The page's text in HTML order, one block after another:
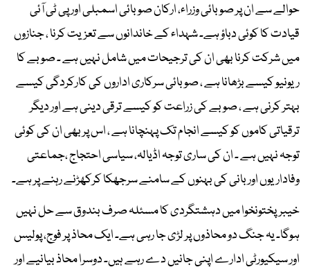
حوالے سے ان پر صوبائی وزراء، ارکان صوبائی اسمبلی اور پی ٹی آئی
قیادت کا کوئی دباؤ ہے۔ شہداء کے خاندانوں سے تعزیت کرنا ، جنازوں
میں شرکت کرنا بھی ان کی ترجیحات میں شامل نہیں ہے ۔ صوبے کا
ریونیو کیسے بڑھانا ہے ، صوبائی سرکاری اداروں کی کارکردگی کیسے
بہتر کرنی ہے ، صوبے کی زراعت کو کیسے ترقی دینی ہے اور دیگر
ترقیاتی کاموں کو کیسے انجام تک پہنچانا ہے ، اس پر بھی ان کی کوئی
توجہ نہیں ہے ۔ ان کی ساری توجہ اڈیالہ، سیاسی احتجاج ،جماعتی
وفاداریوں اور بانی کی بہنوں کے سامنے سرجھکا کرکھڑنے رہنے پر ہے۔
خیبرپختونخوا میں دہشتگردی کا مسئلہ صرف بندوق سے حل نہیں
ہوگا۔ یہ جنگ دو محاذوں پر لڑی جا رہی ہے۔ ایک محاذ پر فوج، پولیس
اور سیکیورٹی ادارے اپنی جانیں دے رہے ہیں۔ دوسرا محاذ بیانیے اور